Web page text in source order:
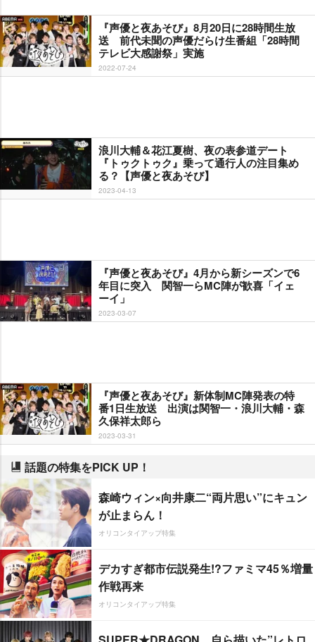
『声優と夜あそび』8月20日に28時間生放
送 前代未聞の声優だらけ生番組「28時間
テレビ大感謝祭」実施
2022-07-24
浪川大輔＆花江夏樹、夜の表参道デート
『トゥクトゥク』乗って通行人の注目集め
る？【声優と夜あそび】
2023-04-13
『声優と夜あそび』4月から新シーズンで6
年目に突入 関智一らMC陣が歓喜「イェ
ーイ」
2023-03-07
『声優と夜あそび』新体制MC陣発表の特
番1日生放送 出演は関智一・浪川大輔・森
久保祥太郎ら
2023-03-31
話題の特集をPICK UP！
森崎ウィン×向井康二“両片思い”にキュン
が止まらん！
オリコンタイアップ特集
デカすぎ都市伝説発生!?ファミマ45％増量
作戦再来
オリコンタイアップ特集